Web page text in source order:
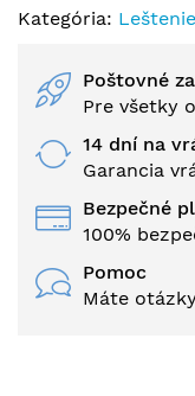
Kategória: Leštenie
Poštovné
Pre všetky
14 dní na
Garancia
Bezpečné
100%
Pomoc
Máte